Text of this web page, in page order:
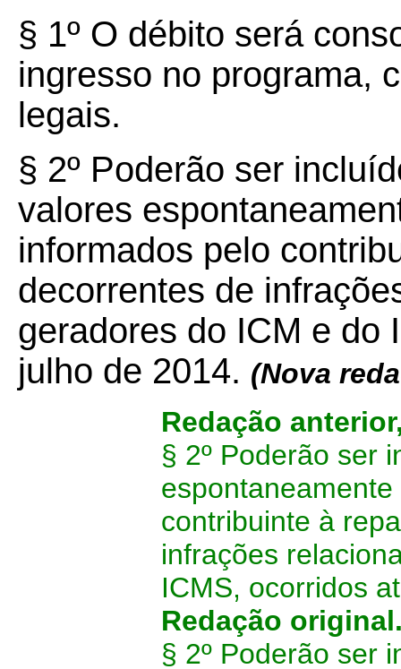
§ 1º O débito será
ingresso no programa,
legais.
§ 2º Poderão ser
valores
informados pelo
decorrentes de
geradores do ICM e do
julho de 2014. (Nova
Redação
§ 2º Poderão ser
contribuinte à
infrações
ICMS, ocorridos
Redação
§ 2º Poderão ser